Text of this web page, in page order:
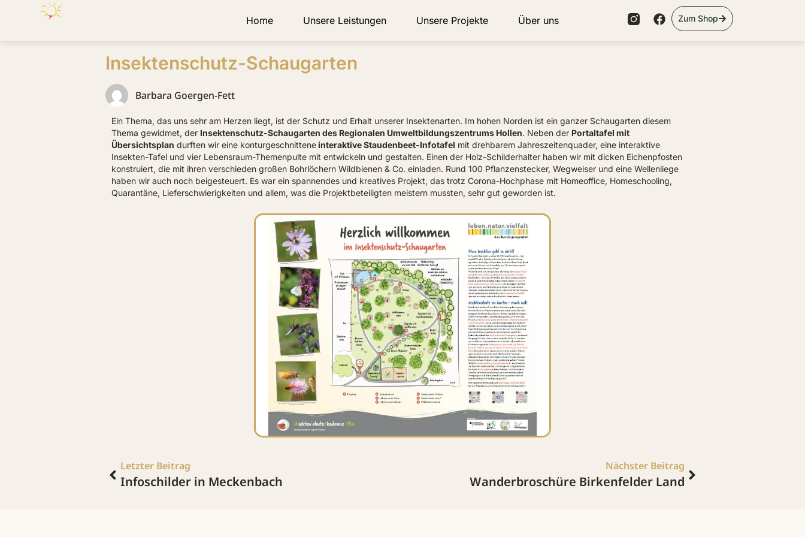
Home Unsere Leistungen Unsere Projekte Über uns Zum Shop
Insektenschutz-Schaugarten
Barbara Goergen-Fett
Ein Thema, das uns sehr am Herzen liegt, ist der Schutz und Erhalt unserer Insektenarten. Im hohen Norden ist ein ganzer Schaugarten diesem
Thema gewidmet, der Insektenschutz-Schaugarten des Regionalen Umweltbildungszentrums Hollen. Neben der Portaltafel mit
Übersichtsplan durften wir eine konturgeschnitteneinteraktive Staudenbeet-Infotafel mit drehbarem Jahreszeitenquader, eine interaktive
Insekten-Tafel und vier Lebensraum-Themenpulte mit entwickeln und gestalten. Einen der Holz-Schilderhalter haben wir mit dicken Eichenpfosten
konstruiert, die mit ihren verschieden großen Bohrlöchern Wildbienen & Co. einladen. Rund 100 Pflanzenstecker, Wegweiser und eine Wellenliege
haben wir auch noch beigesteuert. Es war ein spannendes und kreatives Projekt, das trotz Corona-Hochphase mit Homeoffice, Homeschooling,
Quarantäne, Lieferschwierigkeiten und allem, was die Projektbeteiligten meistern mussten, sehr gut geworden ist.
Letzter Beitrag
Infoschilder in Meckenbach
Nächster Beitrag
Wanderbroschüre Birkenfelder Land